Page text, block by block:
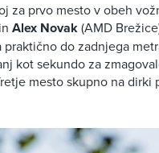
za prvo mesto v obeh
Alex Novak(AMD
do zadnjega
kot sekundo za
mesto skupno na dirki